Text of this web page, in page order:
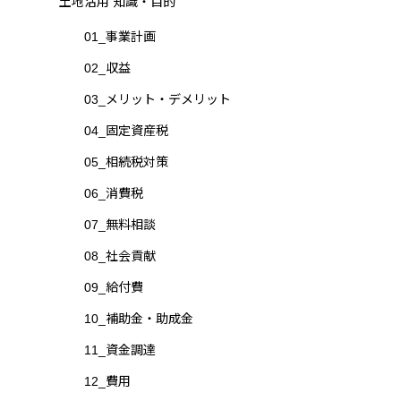
01_事業計画
02_収益
03_メリット・デメリット
04_固定資産税
05_相続税対策
06_消費税
07_無料相談
08_社会貢献
09_給付費
10_補助金・助成金
11_資金調達
12_費用